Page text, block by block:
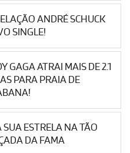
ANDRÉ SCHUCK
SINGLE!
GAGA ATRAI MAIS DE 2.1
PARA PRAIA DE
ESTRELA NA TÃO
DA FAMA